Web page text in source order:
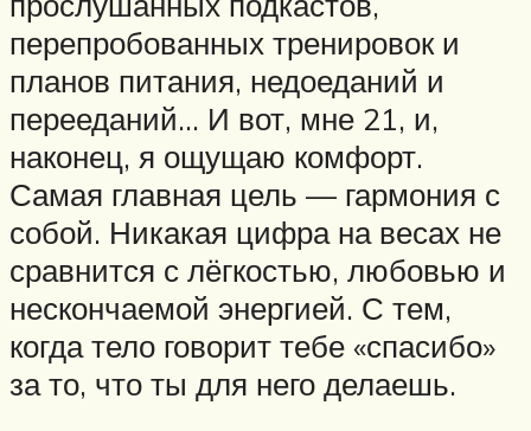
перепробованных тренировок и
планов питания, недоеданий и
перееданий… И вот, мне 21, и,
наконец, я ощущаю комфорт.
Самая главная цель — гармония с
собой. Никакая цифра на весах не
сравнится с лёгкостью, любовью и
нескончаемой энергией. С тем,
когда тело говорит тебе «спасибо»
за то, что ты для него делаешь.